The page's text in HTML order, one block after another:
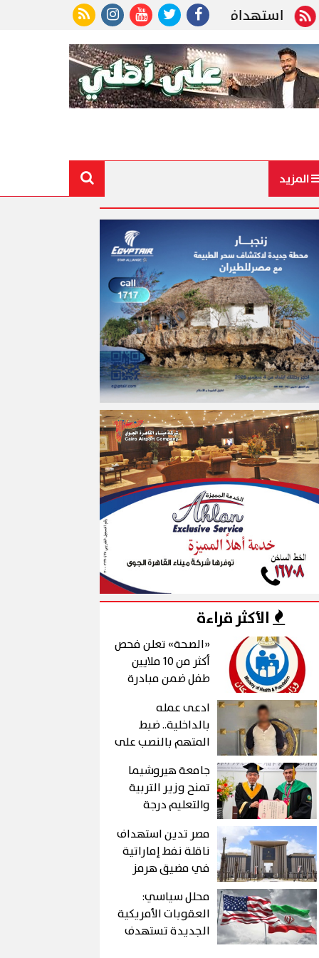
سفينة تابعة لـ أدنوك الإماراتية بصاروخ في أثناء
المزيد
الأكثر قراءة
«الصحة» تعلن فحص
أكثر من 10 ملايين
طفل ضمن مبادرة
ادعى عمله
بالداخلية.. ضبط
المتهم بالنصب على
سويف
جامعة هيروشيما
تمنح وزير التربية
والتعليم درجة
مصر تدين استهداف
ناقلة نفط إماراتية
في مضيق هرمز
محلل سياسي:
العقوبات الأمريكية
الجديدة تستهدف